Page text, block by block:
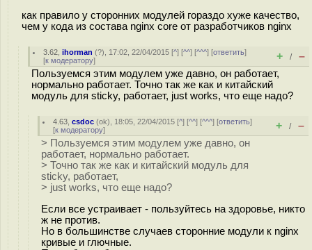
как правило у сторонних модулей гораздо хуже качество,
чем у кода из состава nginx core от разработчиков nginx
3.62 ,ihorman (?), 17:02, 22/04/2015 [^] [^^] [^^^] [ответить]
[к модератору] + / –
Пользуемся этим модулем уже давно, он работает,
нормально работает. Точно так же как и китайский
модуль для sticky, работает, just works, что еще надо?
4.63 ,csdoc (ok), 18:05, 22/04/2015 [^] [^^] [^^^] [ответить]
[к модератору] + / –
> Пользуемся этим модулем уже давно, он
работает, нормально работает.
> Точно так же как и китайский модуль для
sticky, работает,
> just works, что еще надо?
Если все устраивает - пользуйтесь на здоровье, никто
ж не против.
Но в большинстве случаев сторонние модули к nginx
кривые и глючные.